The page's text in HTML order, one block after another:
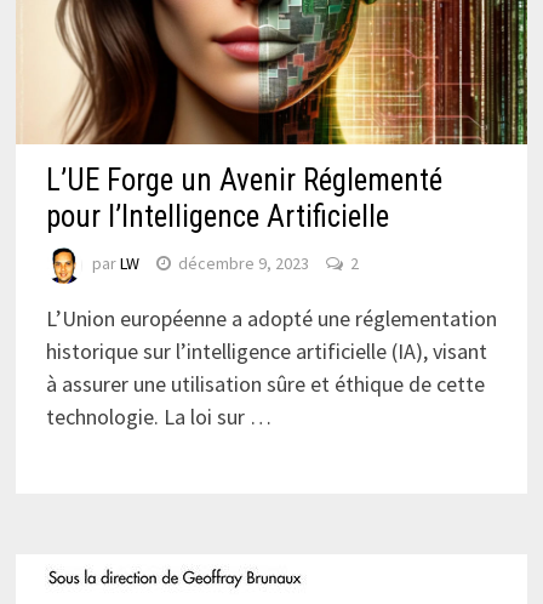
L’UE Forge un Avenir Réglementé
pour l’Intelligence Artificielle
parLW décembre 9, 2023 2
L’Union européenne a adopté une réglementation
historique sur l’intelligence artificielle (IA), visant
à assurer une utilisation sûre et éthique de cette
technologie. La loi sur …